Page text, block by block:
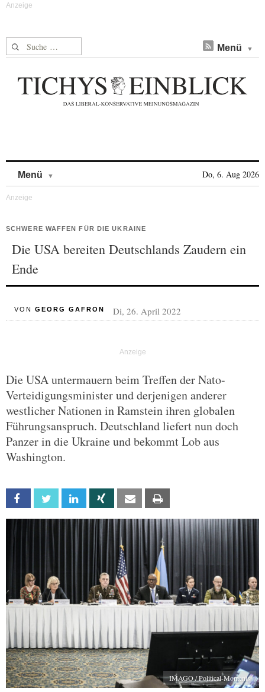
Suche nach: Menü
Menü Do, 6. Aug 2026
SCHWERE WAFFEN FÜR DIE UKRAINE
Die USA bereiten Deutschlands Zaudern ein
Ende
VON GEORG GAFRON Di, 26. April 2022
Die USA untermauern beim Treffen der Nato-
Verteidigungsminister und derjenigen anderer
westlicher Nationen in Ramstein ihren globalen
Führungsanspruch. Deutschland liefert nun doch
Panzer in die Ukraine und bekommt Lob aus
Washington.
Facebook Twitter Linkedin Xing Email
IMAGO / Political-Moments